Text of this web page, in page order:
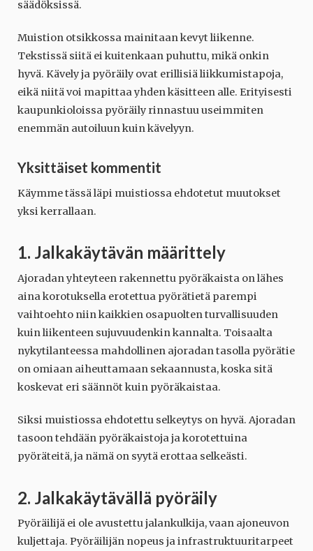
säädöksissä.
Muistion otsikkossa mainitaan kevyt liikenne.
Tekstissä siitä ei kuitenkaan puhuttu, mikä onkin
hyvä. Kävely ja pyöräily ovat erillisiä liikkumistapoja,
eikä niitä voi mapittaa yhden käsitteen alle. Erityisesti
kaupunkioloissa pyöräily rinnastuu useimmiten
enemmän autoiluun kuin kävelyyn.
Yksittäiset kommentit
Käymme tässä läpi muistiossa ehdotetut muutokset
yksi kerrallaan.
1. Jalkakäytävän määrittely
Ajoradan yhteyteen rakennettu pyöräkaista on lähes
aina korotuksella erotettua pyörätietä parempi
vaihtoehto niin kaikkien osapuolten turvallisuuden
kuin liikenteen sujuvuudenkin kannalta. Toisaalta
nykytilanteessa mahdollinen ajoradan tasolla pyörätie
on omiaan aiheuttamaan sekaannusta, koska sitä
koskevat eri säännöt kuin pyöräkaistaa.
Siksi muistiossa ehdotettu selkeytys on hyvä. Ajoradan
tasoon tehdään pyöräkaistoja ja korotettuina
pyöräteitä, ja nämä on syytä erottaa selkeästi.
2. Jalkakäytävällä pyöräily
Pyöräilijä ei ole avustettu jalankulkija, vaan ajoneuvon
kuljettaja. Pyöräilijän nopeus ja infrastruktuuritarpeet